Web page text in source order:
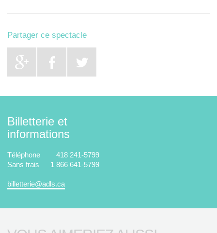
Partager ce spectacle
Billetterie et
informations
Téléphone
418 241-5799
Sans frais
1 866 641-5799
billetterie@adls.ca